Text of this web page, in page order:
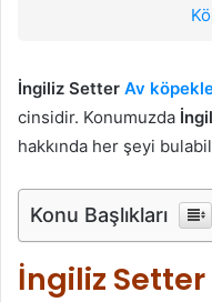
İngiliz Setter Av
cinsidir. Konumuzda
hakkında her şeyi
Konu Başlıkları
İngiliz